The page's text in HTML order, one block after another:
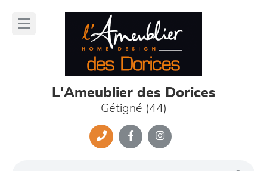
L'Ameublier des Dorices
Gétigné (44)